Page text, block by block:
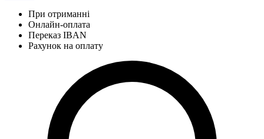
При отриманні
Онлайн-оплата
Переказ IBAN
Рахунок на оплату